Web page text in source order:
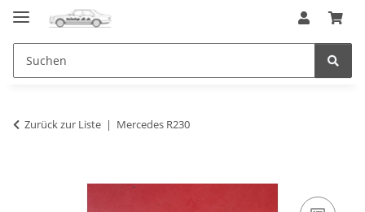
Zurück zur Liste Mercedes R230